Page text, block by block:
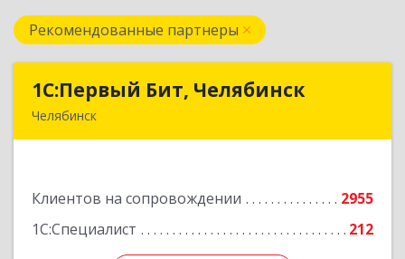
Рекомендованные партнеры
1С:Первый Бит, Челябинск
Челябинск
Клиентов на сопровождении
2955
1С:Специалист
212
1С:Первый Бит, Челябинск
Подробнее